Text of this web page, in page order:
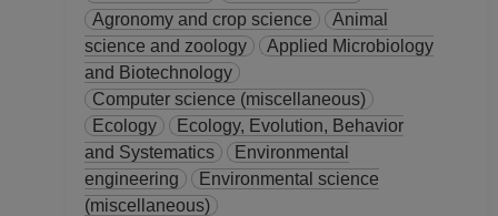
Facultad de Ciencias
Desde 16-01-2008
Agronomy and crop science
Animal
science and zoology
Applied Microbiology
and Biotechnology
Computer science (miscellaneous)
Ecology
Ecology, Evolution, Behavior
and Systematics
Environmental
engineering
Environmental science
(miscellaneous)